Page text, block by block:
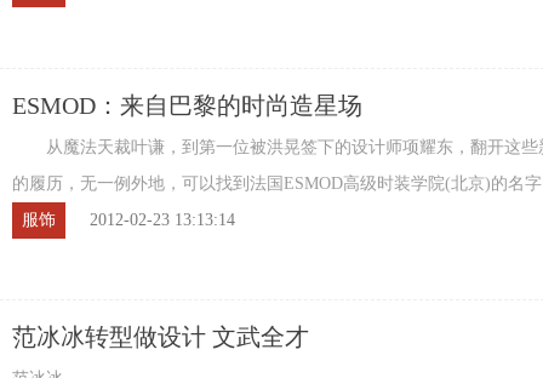
ESMOD：来自巴黎的时尚造星场
从魔法天裁叶谦，到第一位被洪晃签下的设计师项耀东，翻开这些
的履历，无一例外地，可以找到法国ESMOD高级时装学院(北京)的名
ESMOD，这所有着170年历史法国时装学院，开始引发业 ...
服饰 2012-02-23 13:13:14
范冰冰转型做设计 文武全才